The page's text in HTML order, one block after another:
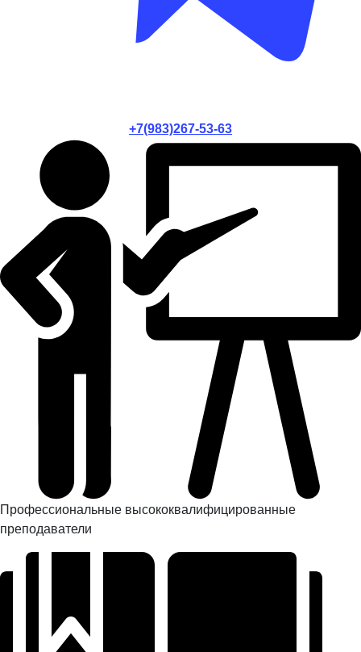
+7(983)267-53-63
Профессиональные высококвалифицированные
преподаватели